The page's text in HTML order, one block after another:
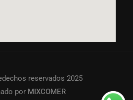
reservados 2025
por MIXCOMER